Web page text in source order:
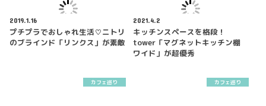
2019.1.16
プチプラでおしゃれ生活♡ニトリ
のブラインド「リンクス」が素敵
2021.4.2
キッチンスペースを格段！
tower「マグネットキッチン棚
ワイド」が超優秀
カフェ巡り カフェ巡り